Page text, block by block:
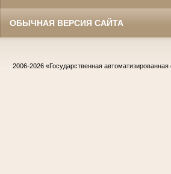
ОБЫЧНАЯ ВЕРСИЯ САЙТА
2006-2026 «Государственная